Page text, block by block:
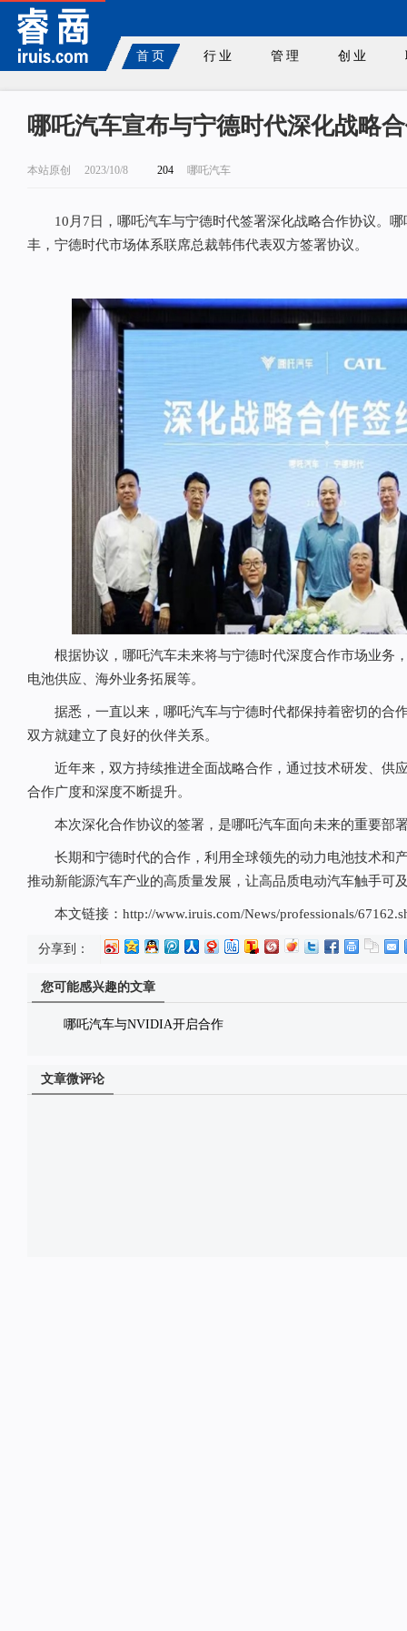
首页 行业 管理 创业
哪吒汽车宣布与宁德时代深化战略
本站原创 2023/10/8 204 哪吒汽车
10月7日，哪吒汽车与宁德时代签署深化战略合作协议。哪
丰，宁德时代市场体系联席总裁韩伟代表双方签署协议。
根据协议，哪吒汽车未来将与宁德时代深度合作市场业务
电池供应、海外业务拓展等。
据悉，一直以来，哪吒汽车与宁德时代都保持着密切的合
双方就建立了良好的伙伴关系。
近年来，双方持续推进全面战略合作，通过技术研发、供
合作广度和深度不断提升。
本次深化合作协议的签署，是哪吒汽车面向未来的重要部
长期和宁德时代的合作，利用全球领先的动力电池技术和
推动新能源汽车产业的高质量发展，让高品质电动汽车触手可
本文链接：http://www.iruis.com/News/professionals/
分享到：
您可能感兴趣的文章
哪吒汽车与NVIDIA开启合作
文章微评论